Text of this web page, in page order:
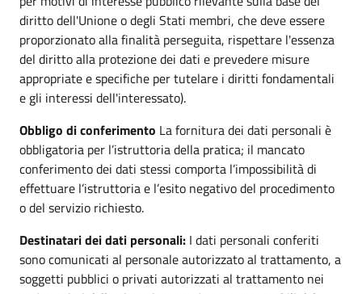
diritto dell'Unione o degli Stati membri, che deve essere
proporzionato alla finalità perseguita, rispettare l'essenza
del diritto alla protezione dei dati e prevedere misure
appropriate e specifiche per tutelare i diritti fondamentali
e gli interessi dell'interessato).
Obbligo di conferimento La fornitura dei dati personali è
obbligatoria per l’istruttoria della pratica; il mancato
conferimento dei dati stessi comporta l’impossibilità di
effettuare l’istruttoria e l’esito negativo del procedimento
o del servizio richiesto.
Destinatari dei dati personali: I dati personali conferiti
sono comunicati al personale autorizzato al trattamento, a
soggetti pubblici o privati autorizzati al trattamento nei